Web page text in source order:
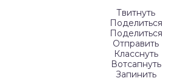
Твитнуть
Поделиться
Поделиться
Отправить
Класснуть
Вотсапнуть
Запинить